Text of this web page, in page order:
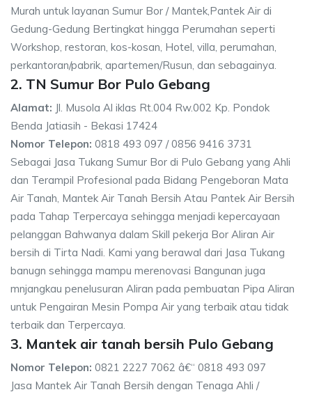
Murah untuk layanan Sumur Bor / Mantek,Pantek Air di
Gedung-Gedung Bertingkat hingga Perumahan seperti
Workshop, restoran, kos-kosan, Hotel, villa, perumahan,
perkantoran/pabrik, apartemen/Rusun, dan sebagainya.
2. TN Sumur Bor Pulo Gebang
Alamat: Jl. Musola Al iklas Rt.004 Rw.002 Kp. Pondok
Benda Jatiasih - Bekasi 17424
Nomor Telepon: 0818 493 097 / 0856 9416 3731
Sebagai Jasa Tukang Sumur Bor di Pulo Gebang yang Ahli
dan Terampil Profesional pada Bidang Pengeboran Mata
Air Tanah, Mantek Air Tanah Bersih Atau Pantek Air Bersih
pada Tahap Terpercaya sehingga menjadi kepercayaan
pelanggan Bahwanya dalam Skill pekerja Bor Aliran Air
bersih di Tirta Nadi. Kami yang berawal dari Jasa Tukang
banugn sehingga mampu merenovasi Bangunan juga
mnjangkau penelusuran Aliran pada pembuatan Pipa Aliran
untuk Pengairan Mesin Pompa Air yang terbaik atau tidak
terbaik dan Terpercaya.
3. Mantek air tanah bersih Pulo Gebang
Nomor Telepon: 0821 2227 7062 â€“ 0818 493 097
Jasa Mantek Air Tanah Bersih dengan Tenaga Ahli /